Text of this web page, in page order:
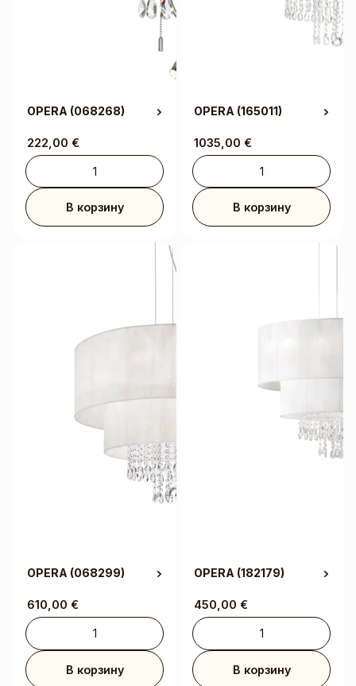
OPERA (068268)
222,00 €
В корзину
OPERA (165011)
1035,00 €
В корзину
OPERA (068299)
610,00 €
В корзину
OPERA (182179)
450,00 €
В корзину